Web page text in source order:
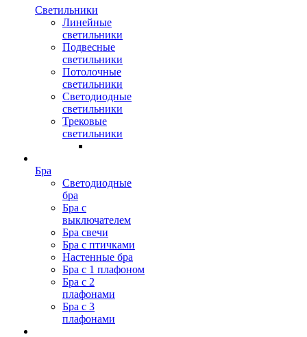
Светильники
Линейные
светильники
Подвесные
светильники
Потолочные
светильники
Светодиодные
светильники
Трековые
светильники
Бра
Светодиодные
бра
Бра с
выключателем
Бра свечи
Бра с птичками
Настенные бра
Бра с 1 плафоном
Бра с 2
плафонами
Бра с 3
плафонами